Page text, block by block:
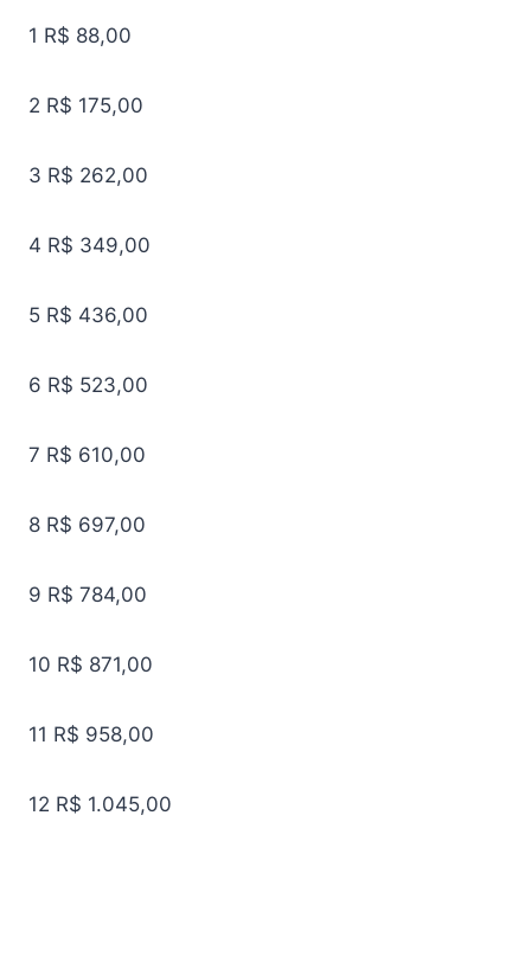
1 R$ 88,00
2 R$ 175,00
3 R$ 262,00
4 R$ 349,00
5 R$ 436,00
6 R$ 523,00
7 R$ 610,00
8 R$ 697,00
9 R$ 784,00
10 R$ 871,00
11 R$ 958,00
12 R$ 1.045,00